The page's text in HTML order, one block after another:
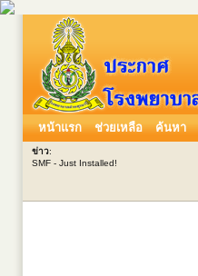
หน้าแรก ช่วยเหลือ ค้นหา
ข่าว:
SMF - Just Installed!